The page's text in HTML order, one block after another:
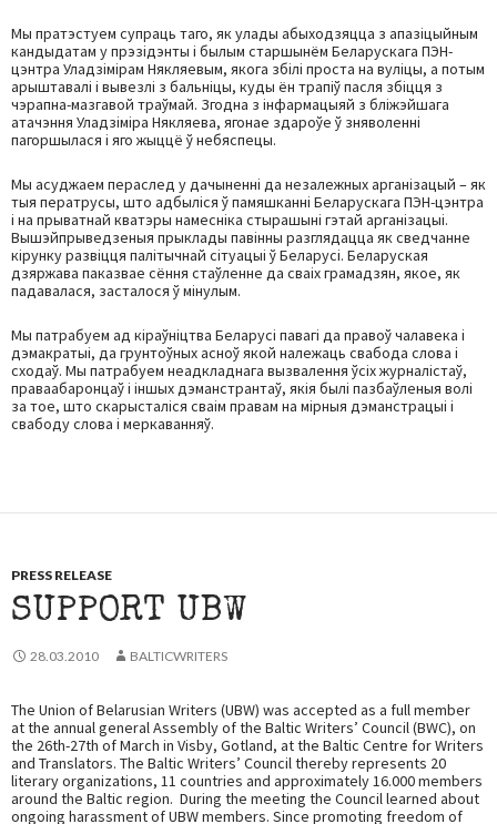
Мы пратэстуем супраць таго, як улады абыходзяцца з апазіцыйным
кандыдатам у прэзідэнты і былым старшынём Беларускага ПЭН-
цэнтра Уладзімірам Някляевым, якога збілі проста на вуліцы, а потым
арыштавалі і вывезлі з бальніцы, куды ён трапіў пасля збіцця з
чэрапна-мазгавой траўмай. Згодна з інфармацыяй з бліжэйшага
атачэння Уладзіміра Някляева, ягонае здароўе ў зняволенні
пагоршылася і яго жыццё ў небяспецы.
Мы асуджаем пераслед у дачыненні да незалежных арганізацый – як
тыя ператрусы, што адбыліся ў памяшканні Беларускага ПЭН-цэнтра
і на прыватнай кватэры намесніка стырашыні гэтай арганізацыі.
Вышэйпрыведзеныя прыклады павінны разглядацца як сведчанне
кірунку развіцця палітычнай сітуацыі ў Беларусі. Беларуская
дзяржава паказвае сёння стаўленне да сваіх грамадзян, якое, як
падавалася, засталося ў мінулым.
Мы патрабуем ад кіраўніцтва Беларусі павагі да правоў чалавека і
дэмакратыі, да грунтоўных асноў якой належаць свабода слова і
сходаў. Мы патрабуем неадкладнага вызвалення ўсіх журналістаў,
праваабаронцаў і іншых дэманстрантаў, якія былі пазбаўленыя волі
за тое, што скарысталіся сваім правам на мірныя дэманстрацыі і
свабоду слова і меркаванняў.
PRESS RELEASE
SUPPORT UBW
28.03.2010 BALTICWRITERS
The Union of Belarusian Writers (UBW) was accepted as a full member
at the annual general Assembly of the Baltic Writers’ Council (BWC), on
the 26th-27th of March in Visby, Gotland, at the Baltic Centre for Writers
and Translators. The Baltic Writers’ Council thereby represents 20
literary organizations, 11 countries and approximately 16.000 members
around the Baltic region. During the meeting the Council learned about
ongoing harassment of UBW members. Since promoting freedom of